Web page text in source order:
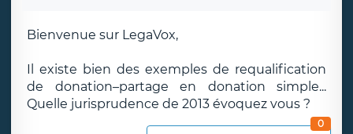
Bienvenue sur LegaVox,
Il existe bien des exemples de requalification
de donation–partage en donation simple...
Quelle jurisprudence de 2013 évoquez vous ?
0